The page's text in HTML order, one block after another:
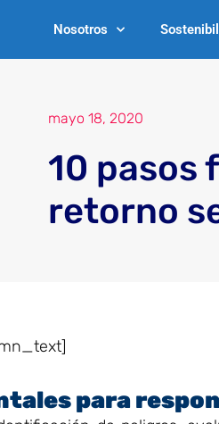
Nosotros
mayo 18, 2020
10 pasos
retorno
para